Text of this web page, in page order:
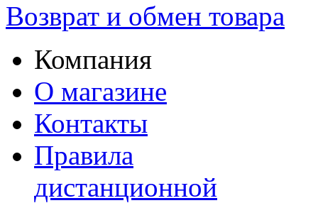
Возврат и обмен товара
Компания
О магазине
Контакты
Правила
дистанционной